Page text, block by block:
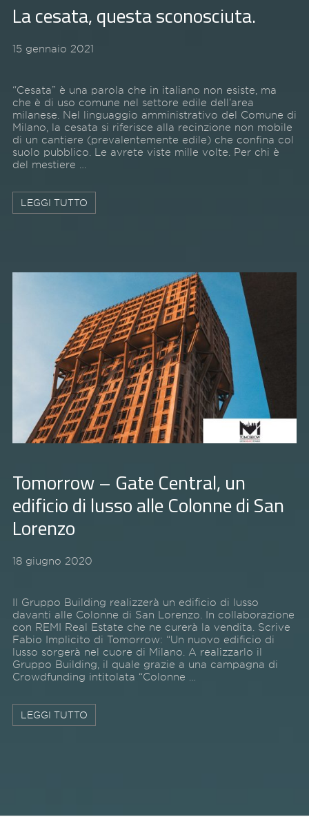
La cesata, questa sconosciuta.
15 gennaio 2021
“Cesata” è una parola che in italiano non esiste, ma
che è di uso comune nel settore edile dell’area
milanese. Nel linguaggio amministrativo del Comune di
Milano, la cesata si riferisce alla recinzione non mobile
di un cantiere (prevalentemente edile) che confina col
suolo pubblico. Le avrete viste mille volte. Per chi è
del mestiere …
LEGGI TUTTO
Tomorrow – Gate Central, un
edificio di lusso alle Colonne di San
Lorenzo
18 giugno 2020
Il Gruppo Building realizzerà un edificio di lusso
davanti alle Colonne di San Lorenzo. In collaborazione
con REMI Real Estate che ne curerà la vendita. Scrive
Fabio Implicito di Tomorrow: “Un nuovo edificio di
lusso sorgerà nel cuore di Milano. A realizzarlo il
Gruppo Building, il quale grazie a una campagna di
Crowdfunding intitolata “Colonne …
LEGGI TUTTO